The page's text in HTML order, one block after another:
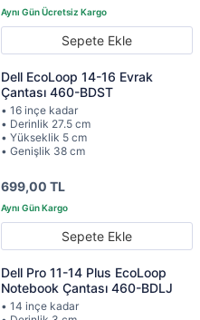
Sepete Ekle
Dell EcoLoop 14-16 Evrak
Çantası 460-BDST
• 16 inçe kadar
• Derinlik 27.5 cm
• Yükseklik 5 cm
• Genişlik 38 cm
699,00 TL
Sepete Ekle
Dell Pro 11-14 Plus EcoLoop
Notebook Çantası 460-BDLJ
• 14 inçe kadar